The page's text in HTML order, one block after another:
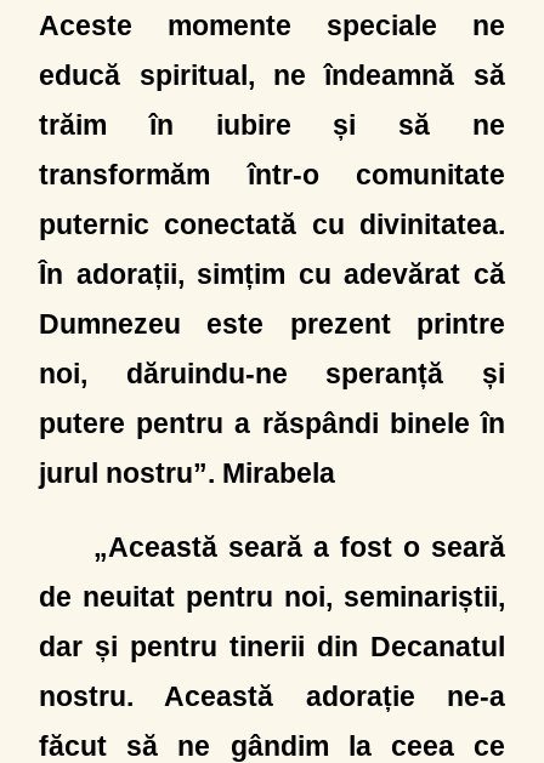
Aceste momente speciale ne
educă spiritual, ne îndeamnă să
trăim în iubire și să ne
transformăm într-o comunitate
puternic conectată cu divinitatea.
În adorații, simțim cu adevărat că
Dumnezeu este prezent printre
noi, dăruindu-ne speranță și
putere pentru a răspândi binele în
jurul nostru”. Mirabela
„Această seară a fost o seară
de neuitat pentru noi, seminariștii,
dar și pentru tinerii din Decanatul
nostru. Această adorație ne-a
făcut să ne gândim la ceea ce